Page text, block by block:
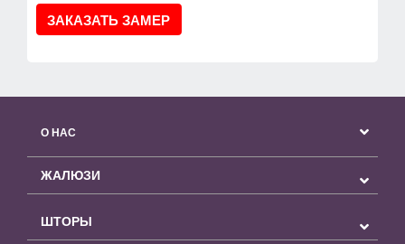
ЗАКАЗАТЬ ЗАМЕР
О НАС
ЖАЛЮЗИ
ШТОРЫ